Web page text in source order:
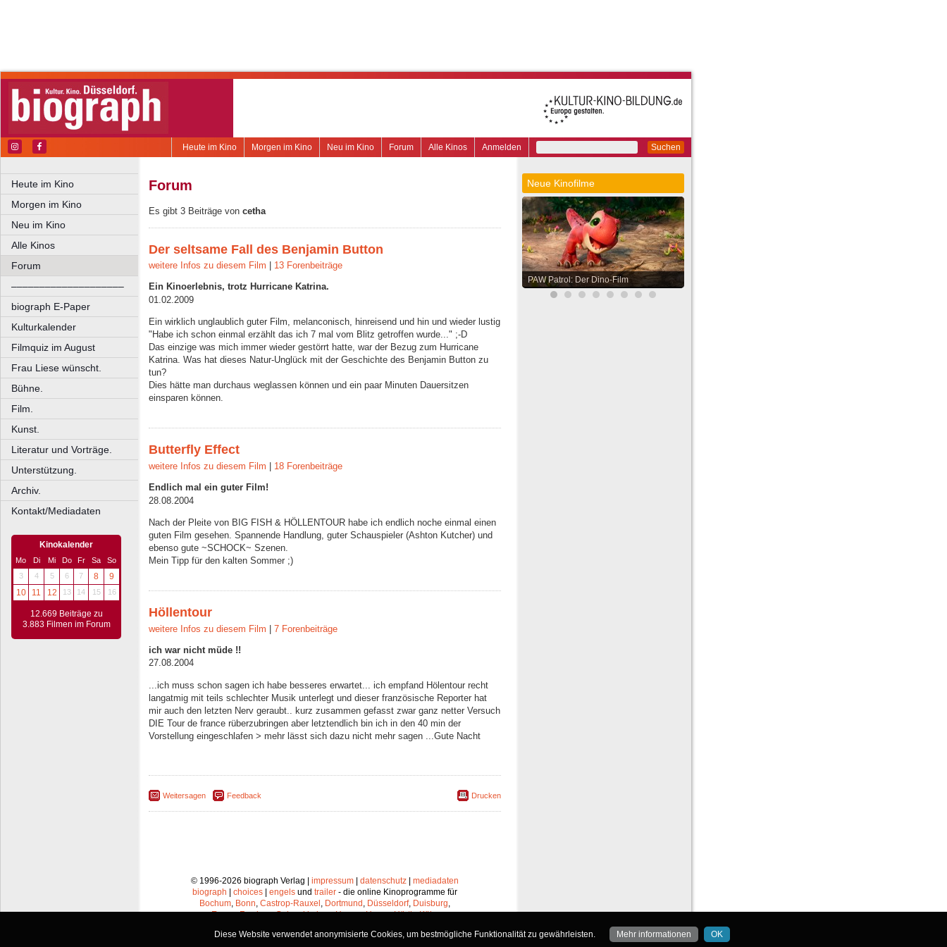
Suchen
Anmelden
Alle Kinos
Forum
Neu im Kino
Morgen im Kino
Heute im Kino
Heute im Kino
Morgen im Kino
Neu im Kino
Alle Kinos
Forum
––––––––––––––––––––
biograph E-Paper
Kulturkalender
Filmquiz im August
Frau Liese wünscht.
Bühne.
Film.
Kunst.
Literatur und Vorträge.
Unterstützung.
Archiv.
Kontakt/Mediadaten
Kinokalender
Mo Di Mi Do Fr Sa
So
3
4 5 6 7 8
9
10
11 12 13 14 15 16
12.669 Beiträge zu
3.883 Filmen im Forum
Forum
Es gibt 3 Beiträge von cetha
Der seltsame Fall des Benjamin Button
weitere Infos zu diesem Film 13 Forenbeiträge
Ein Kinoerlebnis, trotz Hurricane Katrina.
01.02.2009
Ein wirklich unglaublich guter Film, melanconisch, hinreisend und hin und wieder lustig
"Habe ich schon einmal erzählt das ich 7 mal vom Blitz getroffen wurde..." ;-D
Das einzige was mich immer wieder gestörrt hatte, war der Bezug zum Hurricane
Katrina. Was hat dieses Natur-Unglück mit der Geschichte des Benjamin Button zu
tun?
Dies hätte man durchaus weglassen können und ein paar Minuten Dauersitzen
einsparen können.
Butterfly Effect
weitere Infos zu diesem Film 18 Forenbeiträge
Endlich mal ein guter Film!
28.08.2004
Nach der Pleite von BIG FISH & HÖLLENTOUR habe ich endlich noche einmal einen
guten Film gesehen. Spannende Handlung, guter Schauspieler (Ashton Kutcher) und
ebenso gute ~SCHOCK~ Szenen.
Mein Tipp für den kalten Sommer ;)
Höllentour
weitere Infos zu diesem Film | 7 Forenbeiträge
ich war nicht müde !!
27.08.2004
...ich muss schon sagen ich habe besseres erwartet... ich empfand Hölentour recht
langatmig mit teils schlechter Musik unterlegt und dieser französische Reporter hat
mir auch den letzten Nerv geraubt.. kurz zusammen gefasst zwar ganz netter Versuch
DIE Tour de france rüberzubringen aber letztendlich bin ich in den 40 min der
Vorstellung eingeschlafen > mehr lässt sich dazu nicht mehr sagen ...Gute Nacht
Weitersagen Feedback Drucken
Neue Kinofilme
PAW Patrol: Der Dino-Film
© 1996-2026 biograph Verlag | impressum datenschutz
mediadaten
biograph
choices engels und trailer - die online Kinoprogramme für
Bochum, Bonn, Castrop-Rauxel , Dortmund , Düsseldorf, Duisburg,
Essen,Frechen,Gelsenkirchen,Hagen,Herne,Hürth,Köln,
Recklinghausen,SolingenundWuppertal
Diese Website verwendet anonymisierte Cookies, um bestmögliche Funktionalität zu gewährleisten. Mehr informationen OK